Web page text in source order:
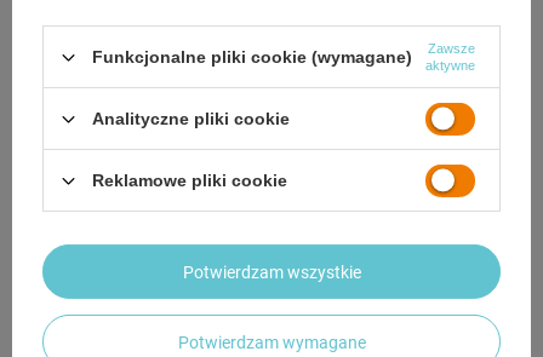
Potrzebujesz pomocy? Masz pytania?
Zadaj pytanie a my odpowiemy niezwłocznie,
najciekawsze pytania i odpowiedzi publikując
dla innych.
Zadaj pytanie
Funkcjonalne pliki cookie (wymagane)
Zawsze
aktywne
Analityczne pliki cookie
Reklamowe pliki cookie
Potwierdzam wymagane
Potwierdzam wszystkie